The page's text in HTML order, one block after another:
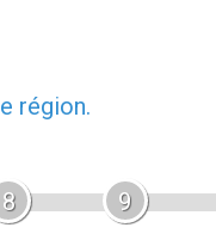
région.
8 9